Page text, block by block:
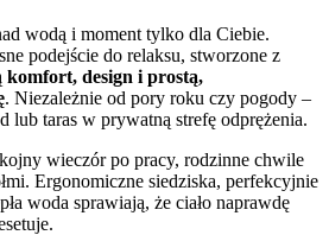
wodą i moment tylko dla Ciebie.
podejście do relaksu, stworzone z
komfort, design i prostą,
. Niezależnie od pory roku czy pogody –
taras w prywatną strefę odprężenia.
wieczór po pracy, rodzinne chwile
Ergonomiczne siedziska, perfekcyjnie
woda sprawiają, że ciało naprawdę